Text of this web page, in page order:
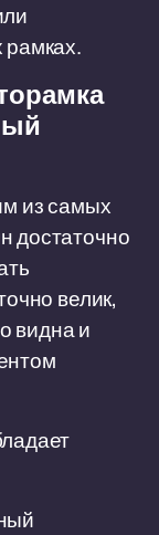
из самых
достаточно
велик,
видна и